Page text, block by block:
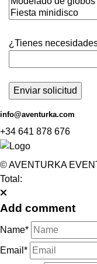
¿Tienes
info@aventurka.com
+34 641 878 676
© AVENTURKA
Total:
Add comment
Name*
Email*